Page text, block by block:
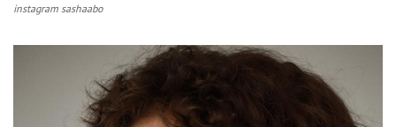
instagram sashaabo